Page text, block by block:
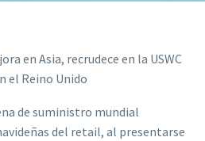
en Asia, recrudece en la USWC
el Reino Unido
de suministro mundial
del retail, al presentarse